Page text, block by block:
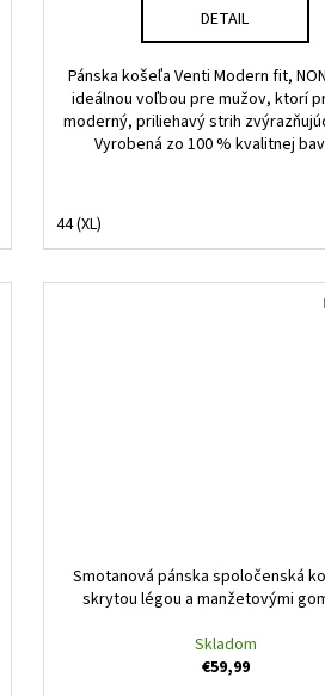
DETAIL
Pánska košeľa Venti Modern fit,
ideálnou voľbou pre mužov, ktorí
moderný, priliehavý strih
Vyrobená zo 100 % kvalitnej
44 (XL)
Smotanová pánska spoločenská
skrytou légou a manžetovými
Skladom
€59,99